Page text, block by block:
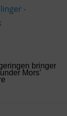
bringer
Mors’